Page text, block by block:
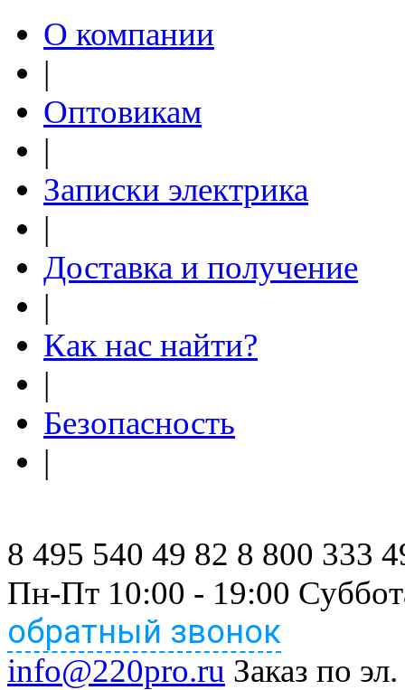
О компании
|
Оптовикам
|
Записки электрика
|
Доставка и получение
|
Как нас найти?
|
Безопасность
|
8 495 540 49 82 8 800 333
Пн-Пт 10:00 - 19:00
обратный звонок
info@220pro.ru Заказ по